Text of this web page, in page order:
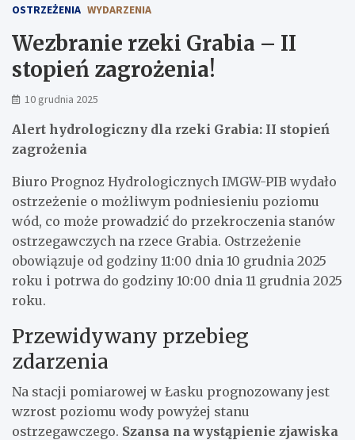
OSTRZEŻENIA WYDARZENIA
Wezbranie rzeki Grabia – II
stopień zagrożenia!
10 grudnia 2025
Alert hydrologiczny dla rzeki Grabia: II stopień
zagrożenia
Biuro Prognoz Hydrologicznych IMGW-PIB wydało
ostrzeżenie o możliwym podniesieniu poziomu
wód, co może prowadzić do przekroczenia stanów
ostrzegawczych na rzece Grabia. Ostrzeżenie
obowiązuje od godziny 11:00 dnia 10 grudnia 2025
roku i potrwa do godziny 10:00 dnia 11 grudnia 2025
roku.
Przewidywany przebieg
zdarzenia
Na stacji pomiarowej w Łasku prognozowany jest
wzrost poziomu wody powyżej stanu
ostrzegawczego. Szansa na wystąpienie zjawiska